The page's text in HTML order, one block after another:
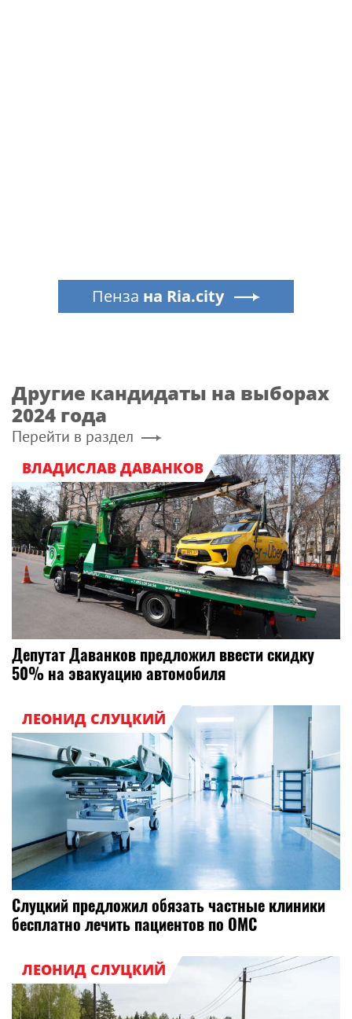
Пенза на Ria.city
Другие кандидаты на выборах
2024 года
Перейти в раздел
ВЛАДИСЛАВ ДАВАНКОВ
Депутат Даванков предложил ввести скидку
50% на эвакуацию автомобиля
ЛЕОНИД СЛУЦКИЙ
Слуцкий предложил обязать частные клиники
бесплатно лечить пациентов по ОМС
ЛЕОНИД СЛУЦКИЙ